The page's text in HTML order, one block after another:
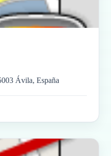
Ávila, España